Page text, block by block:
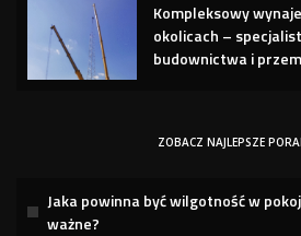
Kompleksowy
okolicach –
budownictwa i
ZOBACZ NAJLEPSZE
Jaka powinna być wilgotność w
ważne?